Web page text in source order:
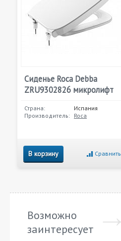
Сиденье Roca Debba
ZRU9302826 микролифт
Страна:
Испания
Производитель: Roca
В корзину Сравнить
Возможно
заинтересует